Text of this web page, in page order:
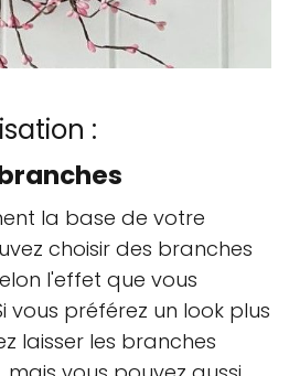
:
la base de votre
choisir des branches
l'effet que vous
vous préférez un look plus
laisser les branches